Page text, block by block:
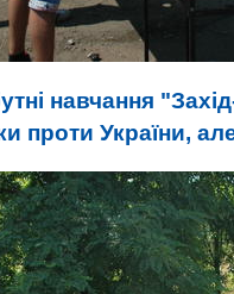
навчання
проти України,